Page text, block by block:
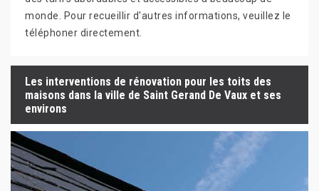
monde. Pour recueillir d'autres informations, veuillez le
téléphoner directement.
Les interventions de rénovation pour les toits des
maisons dans la ville de Saint Gerand De Vaux et ses
environs